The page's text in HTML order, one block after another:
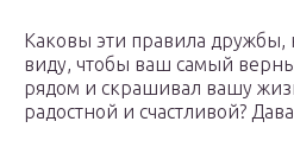
Каковы эти правила дружбы,
виду, чтобы ваш самый
рядом и скрашивал вашу
радостной и счастливой?